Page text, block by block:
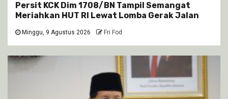
Persit KCK Dim 1708/BN Tampil Semangat
Meriahkan HUT RI Lewat Lomba Gerak Jalan
Minggu, 9 Agustus 2026 Fri Fod